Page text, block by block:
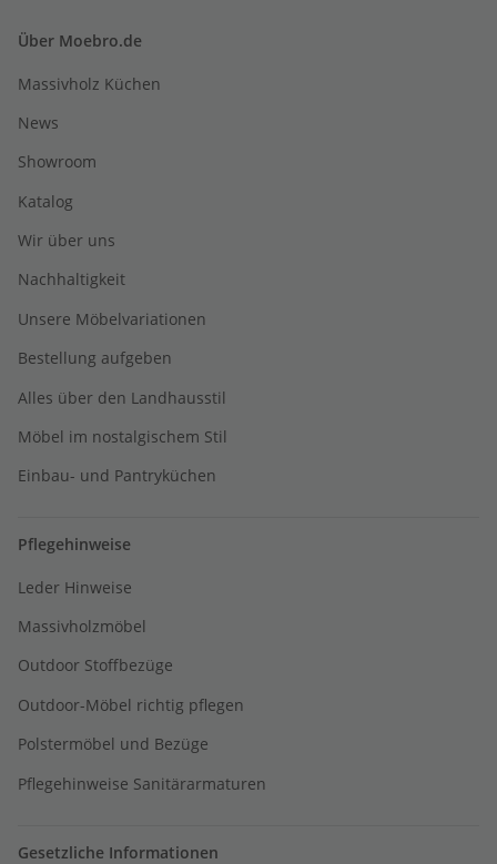
Über Moebro.de
Massivholz Küchen
News
Showroom
Katalog
Wir über uns
Nachhaltigkeit
Unsere Möbelvariationen
Bestellung aufgeben
Alles über den Landhausstil
Möbel im nostalgischem Stil
Einbau- und Pantryküchen
Pflegehinweise
Leder Hinweise
Massivholzmöbel
Outdoor Stoffbezüge
Outdoor-Möbel richtig pflegen
Polstermöbel und Bezüge
Pflegehinweise Sanitärarmaturen
Gesetzliche Informationen